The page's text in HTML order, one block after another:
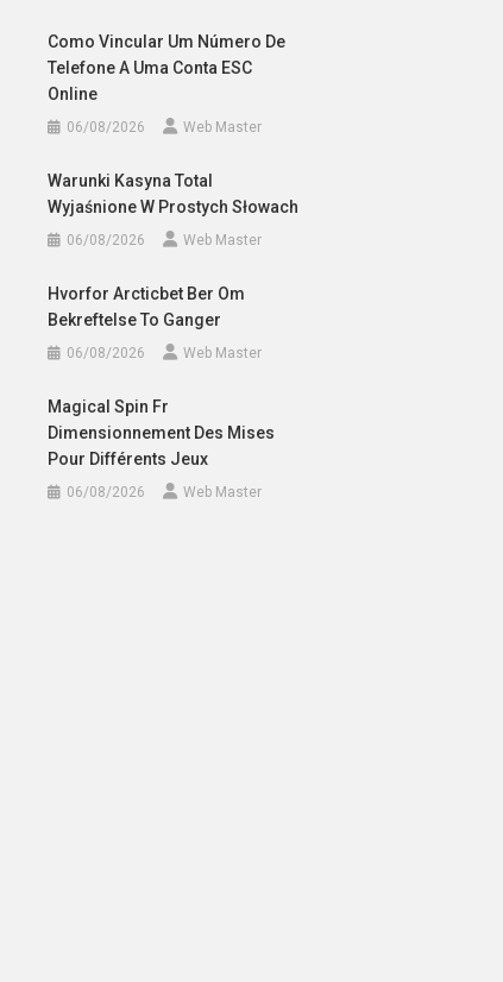
Como Vincular Um Número De
Telefone A Uma Conta ESC
Online
06/08/2026 Web Master
Warunki Kasyna Total
Wyjaśnione W Prostych Słowach
06/08/2026 Web Master
Hvorfor Arcticbet Ber Om
Bekreftelse To Ganger
06/08/2026 Web Master
Magical Spin Fr
Dimensionnement Des Mises
Pour Différents Jeux
06/08/2026 Web Master